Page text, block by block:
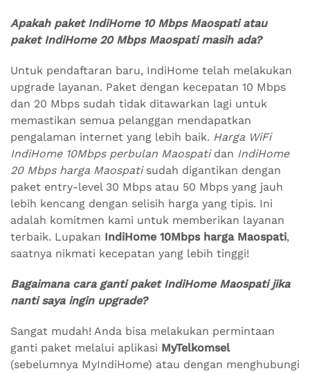
Apakah paket IndiHome 10 Mbps Maospati atau
paket IndiHome 20 Mbps Maospati masih ada?
Untuk pendaftaran baru, IndiHome telah melakukan
upgrade layanan. Paket dengan kecepatan 10 Mbps
dan 20 Mbps sudah tidak ditawarkan lagi untuk
memastikan semua pelanggan mendapatkan
pengalaman internet yang lebih baik. Harga WiFi
IndiHome 10Mbps perbulan Maospatidan IndiHome
20 Mbps harga Maospatisudah digantikan dengan
paket entry-level 30 Mbps atau 50 Mbps yang jauh
lebih kencang dengan selisih harga yang tipis. Ini
adalah komitmen kami untuk memberikan layanan
terbaik. Lupakan IndiHome 10Mbps harga Maospati,
saatnya nikmati kecepatan yang lebih tinggi!
Bagaimana cara ganti paket IndiHome Maospati jika
nanti saya ingin upgrade?
Sangat mudah! Anda bisa melakukan permintaan
ganti paket melalui aplikasi MyTelkomsel
(sebelumnya MyIndiHome) atau dengan menghubungi